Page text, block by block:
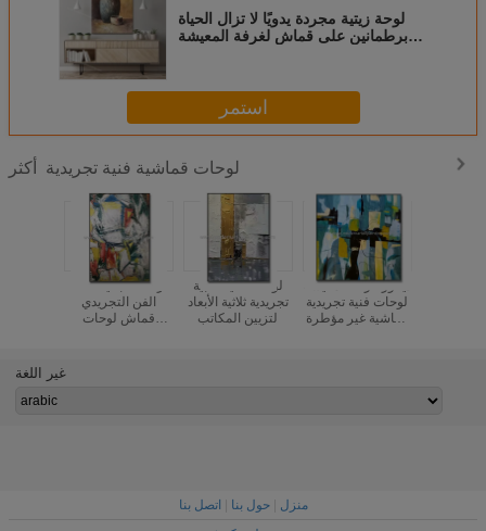
لوحة زيتية مجردة يدويًا لا تزال الحياة
برطمانين على قماش لغرفة المعيشة
استمر
لوحات قماشية فنية تجريدية
رسمت باليد نمط
الفن التجريدي
قماش لوحات
لوحات فنية ذهبية
تجريدية ثلاثية الأبعاد
لتزيين المكاتب
ديكور غرفة المعيشة
لوحات فنية تجريدية
قماشية غير مؤطرة
غير اللغة
منزل |حول بنا
اتصل بنا